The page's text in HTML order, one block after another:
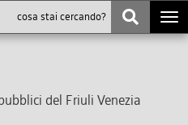
del Friuli Venezia